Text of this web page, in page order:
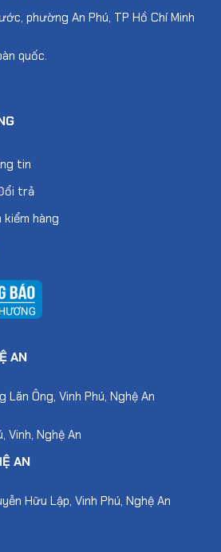
phường An Phú, TP Hồ Chí Minh
quốc.
tin
trả
kiểm hàng
AN
Ông, Vinh Phú, Nghệ An
Vinh, Nghệ An
AN
Hữu Lập, Vinh Phú, Nghệ An